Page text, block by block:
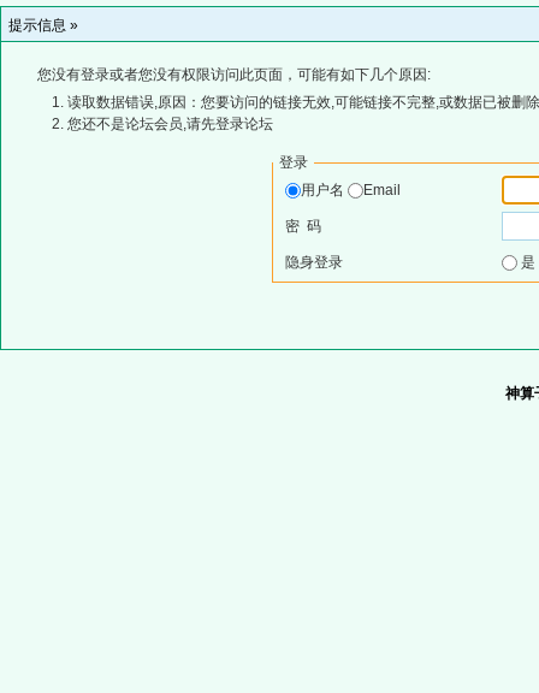
提示信息 »
您没有登录或者您没有权限访问此页面，可能有如下几个原因:
读取数据错误,原因：您要访问的链接无效,可能链接不完整,或数据已被删
您还不是论坛会员,请先登录论坛
登录
用户名
Email
密 码
隐身登录
神算